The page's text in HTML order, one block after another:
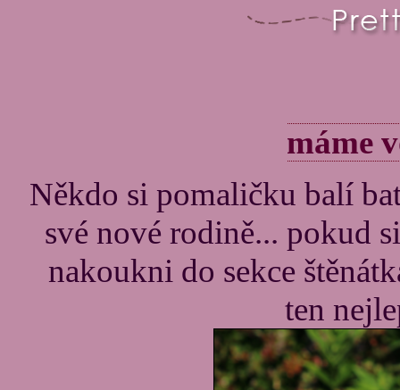
máme
Někdo si pomaličku balí
své nové rodině... pokud
nakoukni do sekce
ten